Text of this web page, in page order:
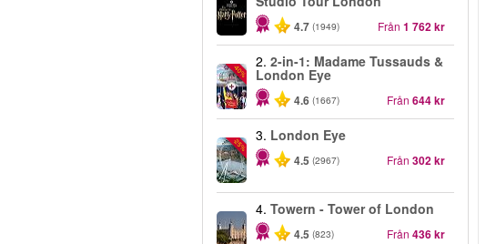
4.7 (1949) Från 1 762 kr
-40%
2. 2-in-1: Madame Tussauds &
London Eye
4.6 (1667) Från 644 kr
-25%
3. London Eye
4.5 (2967) Från 302 kr
4. Towern - Tower of London
4.5 (823) Från 436 kr